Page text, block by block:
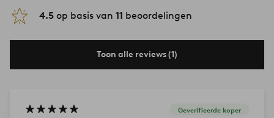
4.5 op basis van 11 beoordelingen
Toon alle reviews (1)
Geverifieerde koper